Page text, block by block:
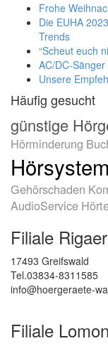
Frohe
Die EUHA
Trends
“Scheut euch
AC/DC-
Unsere
Häufig gesucht
günstige
Hörminderung
Hörsystem
Gehörschaden
AudioService
Filiale
17493 Greifswald
Tel.03834-8311585
info@hoergeraete-
Filiale